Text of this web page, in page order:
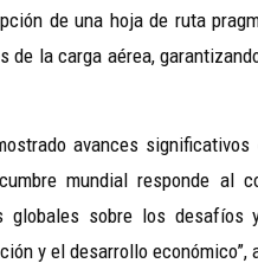
de una hoja de ruta
de la carga aérea,
avances
mundial responde al
globales sobre los
y el desarrollo económico”,